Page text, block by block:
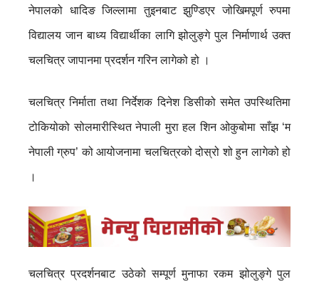
नेपालको धादिङ जिल्लामा तुइनबाट झुण्डिएर जोखिमपूर्ण रुपमा
विद्यालय जान बाध्य विद्यार्थीका लागि झोलुङ्गे पुल निर्माणार्थ उक्त
चलचित्र जापानमा प्रदर्शन गरिन लागेको हो ।
चलचित्र निर्माता तथा निर्देशक दिनेश डिसीको समेत उपस्थितिमा
टोकियोको सोलमारीस्थित नेपाली मुरा हल शिन ओकुबोमा साँझ ‘म
नेपाली ग्रुप’ को आयोजनामा चलचित्रको दोस्रो शो हुन लागेको हो
।
चलचित्र प्रदर्शनबाट उठेको सम्पूर्ण मुनाफा रकम झोलुङ्गे पुल